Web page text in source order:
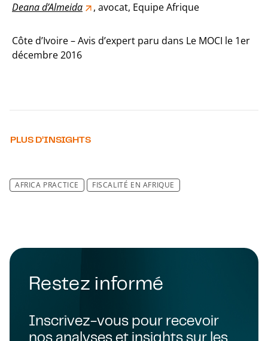
Deana d’Almeida , avocat, Equipe Afrique
Côte d’Ivoire – Avis d’expert paru dans Le MOCI le 1er
décembre 2016
PLUS D’INSIGHTS
AFRICA PRACTICE FISCALITÉ EN AFRIQUE
Restez informé
Inscrivez-vous pour recevoir
nos analyses et insights sur les